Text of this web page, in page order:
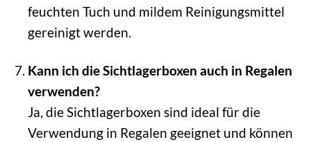
feuchten Tuch und mildem Reinigungsmittel
gereinigt werden.
Kann ich die Sichtlagerboxen auch in Regalen
verwenden?
Ja, die Sichtlagerboxen sind ideal für die
Verwendung in Regalen geeignet und können